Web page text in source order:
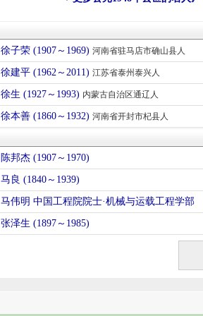
徐子荣 (1907～1969) 河南省驻马店市确山县人
徐建平 (1962～2011) 江苏省泰州泰兴人
徐生 (1927～1993) 内蒙古自治区通辽人
徐本善 (1860～1932) 河南省开封市杞县人
陈邦杰 (1907～1970)
马良 (1840～1939)
马伟明 中国工程院院士·机械与运载工程学部
张泽生 (1897～1985)